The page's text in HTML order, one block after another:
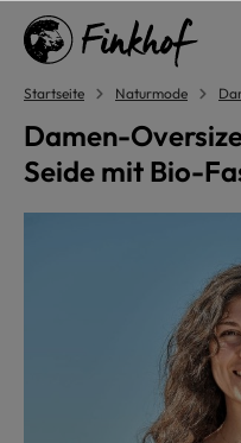
springen
Startseite Naturmode
Damen-
Seide mit Bio-